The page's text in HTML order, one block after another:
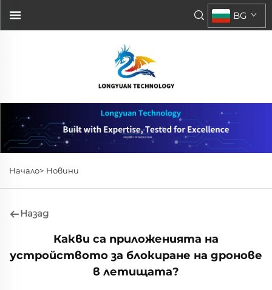
BG
Начало> Новини
Назад
Какви са приложенията на
устройството за блокиране на дронове
в летищата?